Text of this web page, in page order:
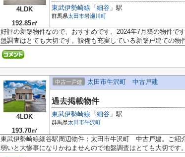
4LDK
192.85㎡
東武伊勢崎線 「 細谷 」駅
群馬県太田市岩瀬川町
好評の新築物件なので、おすすめです。2024年7月築の物件で
盤調査はとても大切です。設備も充実している新築戸建ての物
4LDK
193.70㎡
中古一戸建 太田市牛沢町 中古戸建
過去掲載物件
東武伊勢崎線 「 細谷 」駅
群馬県太田市牛沢町
東武伊勢崎線細谷駅周辺物件：太田市牛沢町 中古戸建。ご紹
弱いと大惨事になりかねませんので地盤調査はとても大切です